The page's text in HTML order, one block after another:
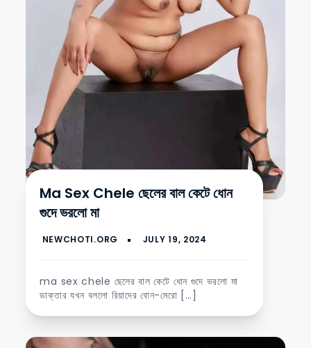
Ma Sex Chele ছেলের বাল কেটে ধোন
গুদে ভরলো মা
ma sex chele ছেলের বাল কেটে ধোন গুদে ভরলো মা
ডাক্তার যখন বললো রিয়াদের বোন-মেরো […]